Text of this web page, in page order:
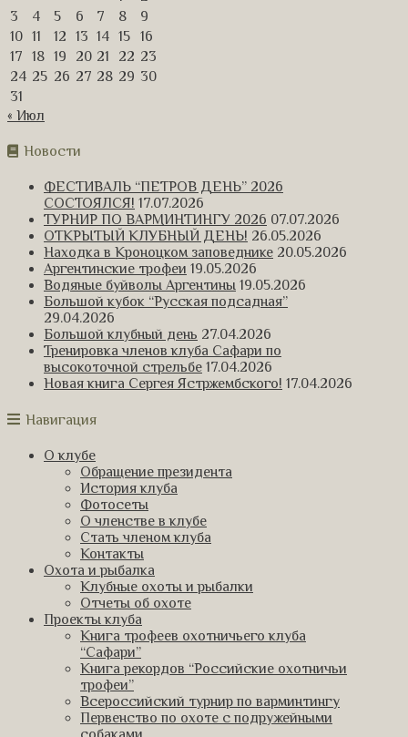
3
4 5 6 7 8
9
10 11 12 13 14 15
16
17
18 19 20 21 22 23
24 25 26 27 28 29 30
31
« Июл
Новости
ФЕСТИВАЛЬ “ПЕТРОВ ДЕНЬ” 2026
СОСТОЯЛСЯ! 17.07.2026
ТУРНИР ПО ВАРМИНТИНГУ 2026 07.07.2026
ОТКРЫТЫЙ КЛУБНЫЙ ДЕНЬ! 26.05.2026
Находка в Кроноцком заповеднике 20.05.2026
Аргентинские трофеи 19.05.2026
Водяные буйволы Аргентины 19.05.2026
Большой кубок “Русская подсадная”
29.04.2026
Большой клубный день 27.04.2026
Тренировка членов клуба Сафари по
высокоточной стрельбе 17.04.2026
Новая книга Сергея Ястржембского! 17.04.2026
Навигация
О клубе
Обращение президента
История клуба
Фотосеты
О членстве в клубе
Стать членом клуба
Контакты
Охота и рыбалка
Клубные охоты и рыбалки
Отчеты об охоте
Проекты клуба
Книга трофеев охотничьего клуба
“Сафари”
Книга рекордов “Российские охотничьи
трофеи”
Всероссийский турнир по варминтингу
Первенство по охоте с подружейными